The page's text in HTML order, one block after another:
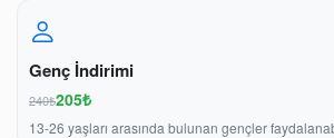
Genç İndirimi
240₺205₺
13-26 yaşları arasında bulunan gençler